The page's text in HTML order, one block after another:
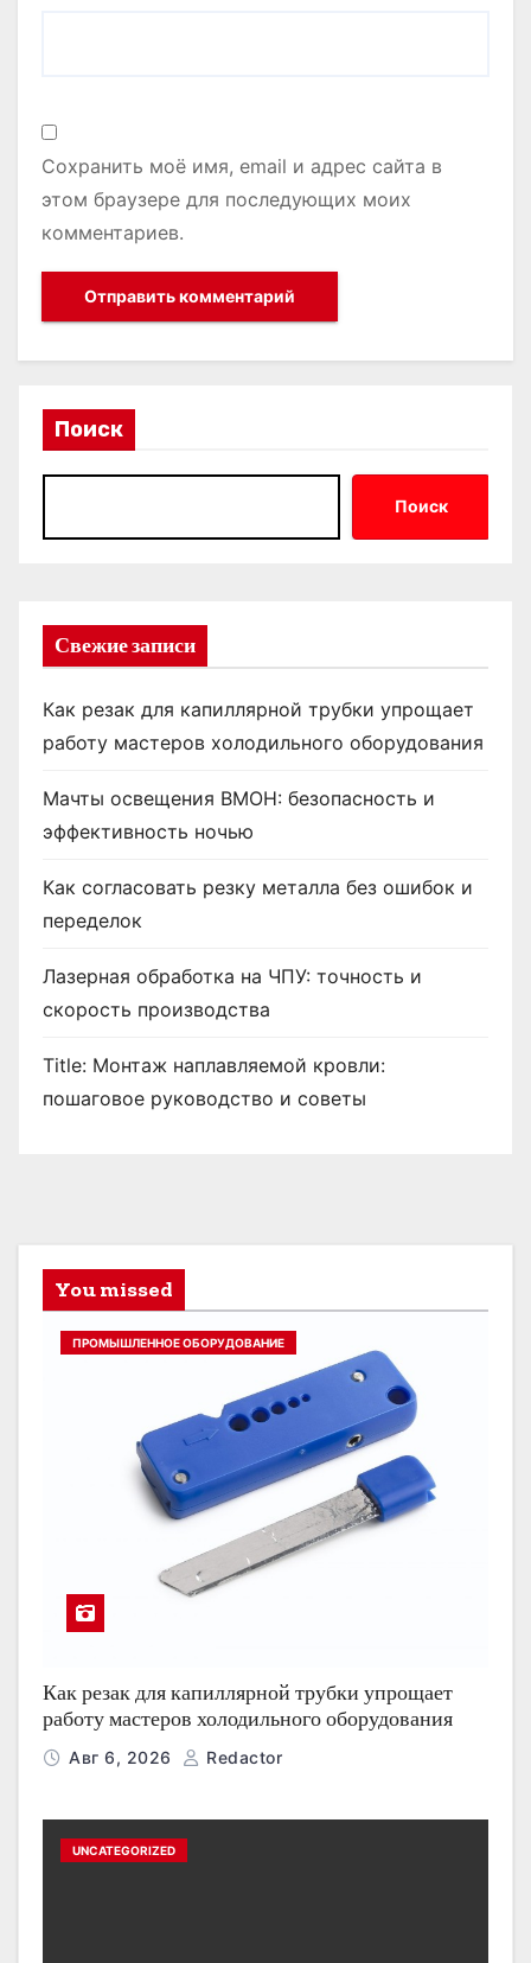
Сохранить моё имя, email и адрес сайта в
этом браузере для последующих моих
комментариев.
Поиск
Поиск
Свежие записи
Как резак для капиллярной трубки упрощает
работу мастеров холодильного оборудования
Мачты освещения ВМОН: безопасность и
эффективность ночью
Как согласовать резку металла без ошибок и
переделок
Лазерная обработка на ЧПУ: точность и
скорость производства
Title: Монтаж наплавляемой кровли:
пошаговое руководство и советы
You missed
ПРОМЫШЛЕННОЕ ОБОРУДОВАНИЕ
Как резак для капиллярной трубки упрощает
работу мастеров холодильного оборудования
Авг 6, 2026 Redactor
UNCATEGORIZED